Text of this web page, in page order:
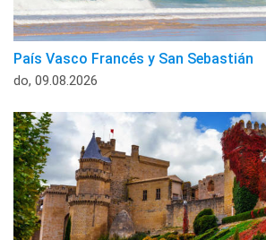
País Vasco Francés y San Sebastián
do, 09.08.2026